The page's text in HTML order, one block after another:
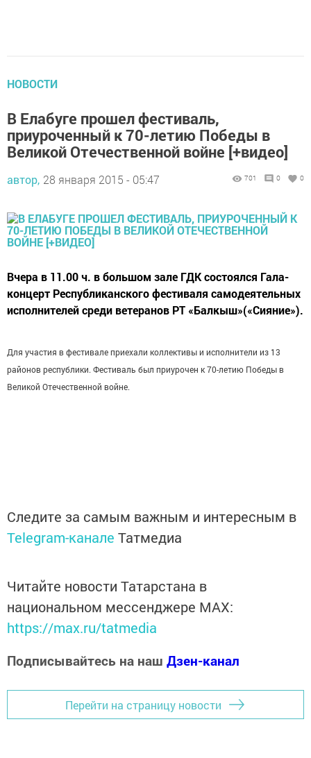
НОВОСТИ
В Елабуге прошел фестиваль,
приуроченный к 70-летию Победы в
Великой Отечественной войне [+видео]
автор, 28 января 2015 - 05:47 701 0 0
Вчера в 11.00 ч. в большом зале ГДК состоялся Гала-
концерт Республиканского фестиваля самодеятельных
исполнителей среди ветеранов РТ «Балкыш»(«Сияние»).
Для участия в фестивале приехали коллективы и исполнители из 13
районов республики. Фестиваль был приурочен к 70-летию Победы в
Великой Отечественной войне.
Следите за самым важным и интересным в
Telegram-канале Татмедиа
Читайте новости Татарстана в
национальном мессенджере MАХ:
https://max.ru/tatmedia
Подписывайтесь на наш Дзен-канал
Перейти на страницу новости